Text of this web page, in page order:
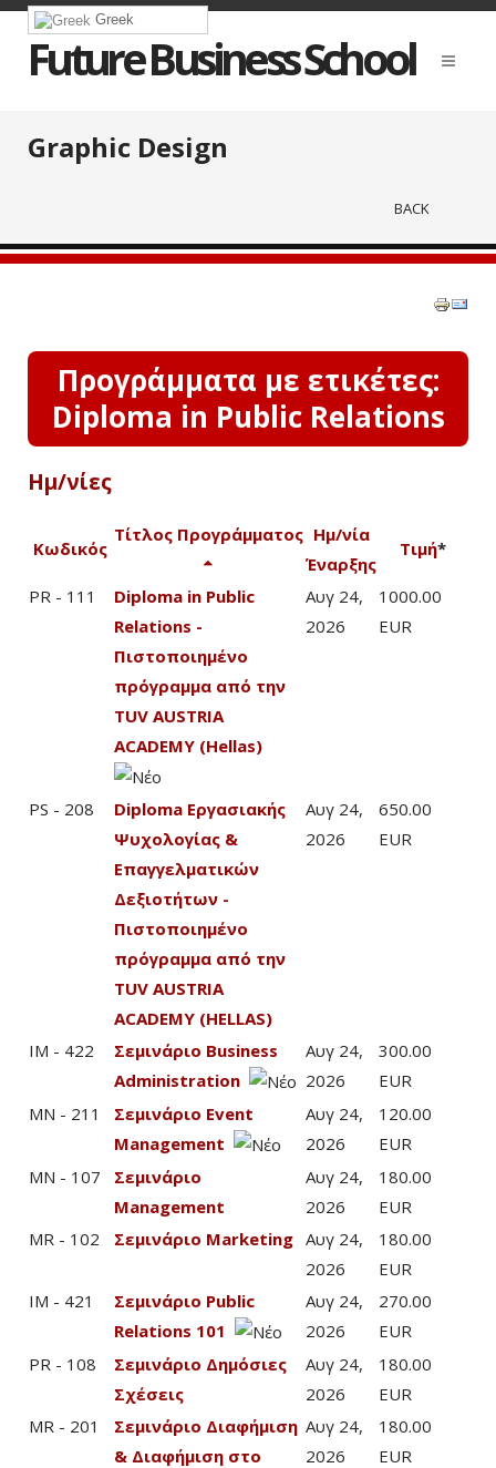
Greek
Future Business School
Graphic Design
BACK
Προγράμματα με ετικέτες:
Diploma in Public Relations
Ημ/νίες
Κωδικός
Τίτλος Προγράμματος Ημ/νία
Έναρξης
Τιμή*
PR - 111
Diploma in Public
Relations -
Πιστοποιημένο
πρόγραμμα από την
TUV AUSTRIA
ACADEMY (Hellas)
Αυγ 24,
2026
1000.00
EUR
PS - 208
Diploma Εργασιακής
Ψυχολογίας &
Επαγγελματικών
Δεξιοτήτων -
Πιστοποιημένο
πρόγραμμα από την
TUV AUSTRIA
ACADEMY (HELLAS)
Αυγ 24,
2026
650.00
EUR
IM - 422
Σεμινάριο Business
Administration
Αυγ 24,
2026
300.00
EUR
MN - 211
Σεμινάριο Event
Management
Αυγ 24,
2026
120.00
EUR
MN - 107
Σεμινάριο
Management
Αυγ 24,
2026
180.00
EUR
MR - 102
Σεμινάριο Marketing Αυγ 24,
2026
180.00
EUR
IM - 421
Σεμινάριο Public
Relations 101
Αυγ 24,
2026
270.00
EUR
PR - 108
Σεμινάριο Δημόσιες
Σχέσεις
Αυγ 24,
2026
180.00
EUR
MR - 201
Σεμινάριο Διαφήμιση
& Διαφήμιση στο
Αυγ 24,
2026
180.00
EUR